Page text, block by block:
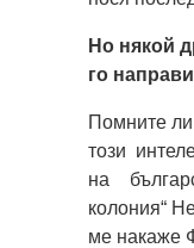
Но някой
го
Помните
този
на
колония“
ме накаже